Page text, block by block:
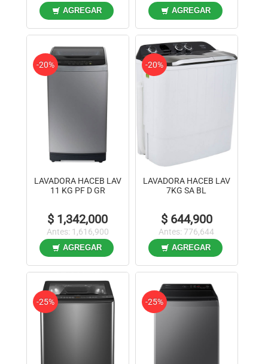
AGREGAR AGREGAR
LAVADORA HACEB LAV
11 KG PF D GR
Antes: 1,616,900
-20%
$ 1,342,000
AGREGAR
LAVADORA HACEB LAV
7KG SA BL
Antes: 776,644
-20%
$ 644,900
AGREGAR
-25% -25%